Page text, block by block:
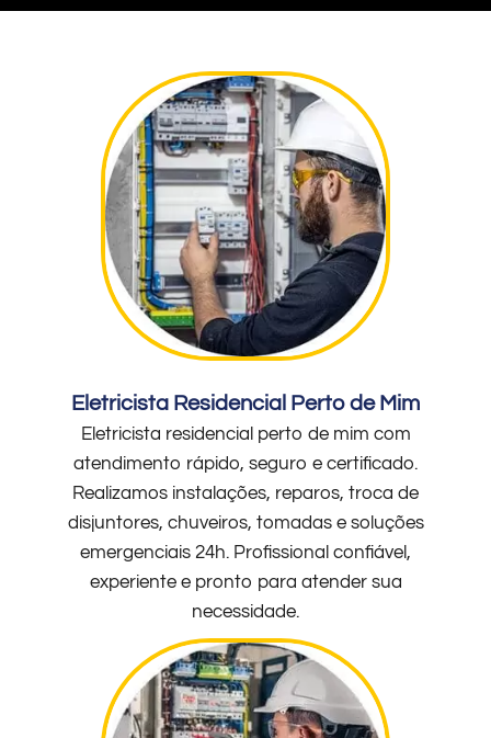
Eletricista Residencial Perto de Mim
Eletricista residencial perto de mim com
atendimento rápido, seguro e certificado.
Realizamos instalações, reparos, troca de
disjuntores, chuveiros, tomadas e soluções
emergenciais 24h. Profissional confiável,
experiente e pronto para atender sua
necessidade.